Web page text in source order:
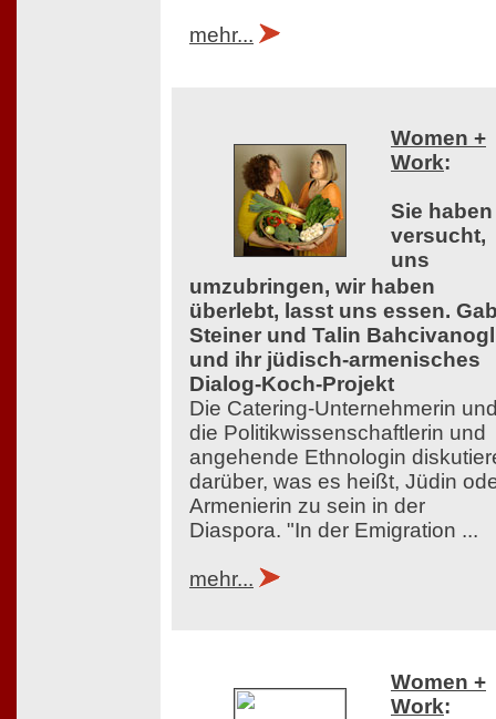
mehr...
Women +
Work:
Sie haben
versucht,
uns
umzubringen, wir haben
überlebt, lasst uns essen.
Steiner und Talin
und ihr jüdisch-armenisches
Dialog-Koch-Projekt
Die Catering-Unternehmerin
die Politikwissenschaftlerin und
angehende Ethnologin
darüber, was es heißt, Jüdin
Armenierin zu sein in der
Diaspora. "In der Emigration ...
mehr...
Women +
Work: